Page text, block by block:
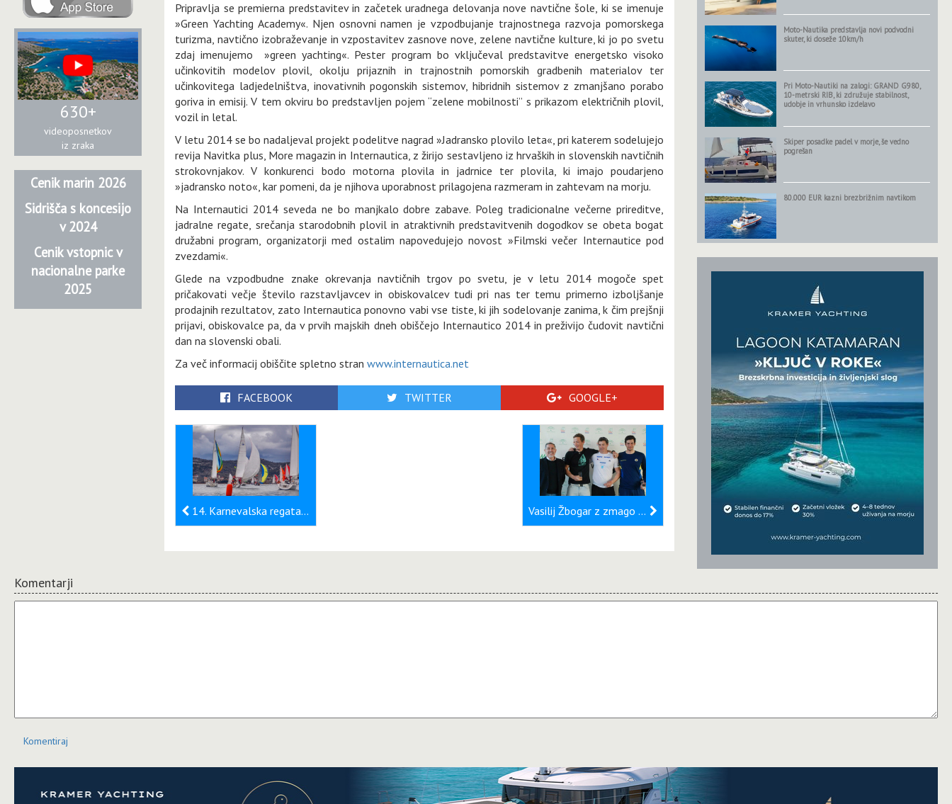
630+
videoposnetkov
iz zraka
Cenik marin 2026
Sidrišča s koncesijo
v 2024
Cenik vstopnic v
nacionalne parke
2025
Pripravlja se premierna predstavitev in začetek uradnega delovanja nove navtične šole, ki se imenuje
»Green Yachting Academy«. Njen osnovni namen je vzpodbujanje trajnostnega razvoja pomorskega
turizma, navtično izobraževanje in vzpostavitev zasnove nove, zelene navtične kulture, ki jo po svetu
zdaj imenujemo »green yachting«. Pester program bo vključeval predstavitve energetsko visoko
učinkovitih modelov plovil, okolju prijaznih in trajnostnih pomorskih gradbenih materialov ter
učinkovitega ladjedelništva, inovativnih pogonskih sistemov, hibridnih sistemov z zmanjšano porabo
goriva in emisij. V tem okviru bo predstavljen pojem “zelene mobilnosti” s prikazom električnih plovil,
vozil in letal.
V letu 2014 se bo nadaljeval projekt podelitve nagrad »Jadransko plovilo leta«, pri katerem sodelujejo
revija Navitka plus, More magazin in Internautica, z žirijo sestavljeno iz hrvaških in slovenskih navtičnih
strokovnjakov. V konkurenci bodo motorna plovila in jadrnice ter plovila, ki imajo poudarjeno
»jadransko noto«, kar pomeni, da je njihova uporabnost prilagojena razmeram in zahtevam na morju.
Na Internautici 2014 seveda ne bo manjkalo dobre zabave. Poleg tradicionalne večerne prireditve,
jadralne regate, srečanja starodobnih plovil in atraktivnih predstavitvenih dogodkov se obeta bogat
družabni program, organizatorji med ostalim napovedujejo novost »Filmski večer Internautice pod
zvezdami«.
Glede na vzpodbudne znake okrevanja navtičnih trgov po svetu, je v letu 2014 mogoče spet
pričakovati večje število razstavljavcev in obiskovalcev tudi pri nas ter temu primerno izboljšanje
prodajnih rezultatov, zato Internautica ponovno vabi vse tiste, ki jih sodelovanje zanima, k čim prejšnji
prijavi, obiskovalce pa, da v prvih majskih dneh obiščejo Internautico 2014 in preživijo čudovit navtični
dan na slovenski obali.
Za več informacij obiščite spletno stran www.internautica.net
FACEBOOK TWITTER GOOGLE+
14. Karnevalska regata Biograd 2014« - Pokal Ski&Sail 2014 Vasilij Žbogar z zmago začenja letošnje leto
Moto-Nautika predstavlja novi podvodni
skuter, ki doseže 10km/h
Pri Moto-Nautiki na zalogi: GRAND G980,
10-metrski RIB, ki združuje stabilnost,
udobje in vrhunsko izdelavo
Skiper posadke padel v morje, še vedno
pogrešan
80.000 EUR kazni brezbrižnim navtikom
Komentarji
Komentiraj